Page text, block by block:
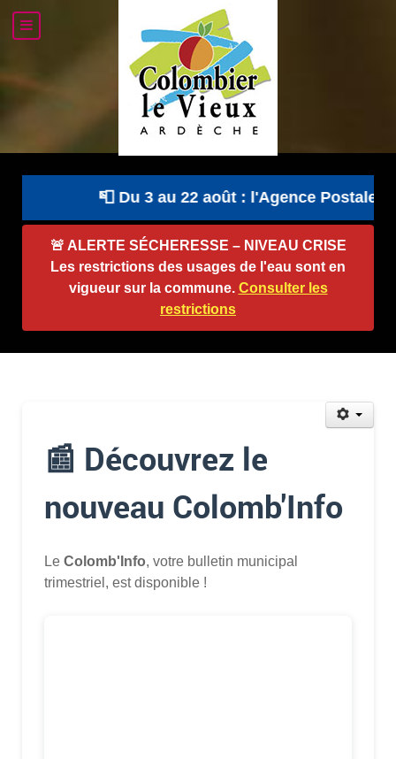
📮 Du 3 au 22 août : l'Agence Postale
🚨 ALERTE SÉCHERESSE – NIVEAU CRISE
Les restrictions des usages de l'eau sont en
vigueur sur la commune. Consulter les
restrictions
📰 Découvrez le
nouveau Colomb'Info
Le Colomb'Info, votre bulletin municipal
trimestriel, est disponible !